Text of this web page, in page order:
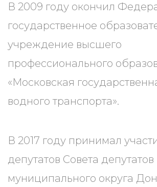
В 2009 году окончил
государственное
учреждение высшего
профессионального
«Московская
водного транспорта».
В 2017 году принимал
депутатов Совета депутатов
муниципального округа